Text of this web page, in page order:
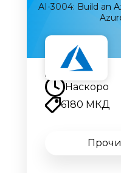
AI-3004: Build an
Наскоро
Наскоро
6180 МКД